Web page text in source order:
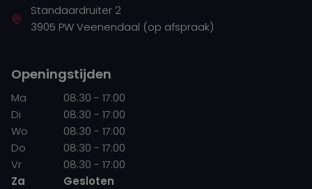
Standaardruiter 2
3905 PW Veenendaal (op afspraak)
Openingstijden
Ma
08:30 - 17:00
Di
08:30 - 17:00
Wo
08:30 - 17:00
Do
08:30 - 17:00
Vr
08:30 - 17:00
Za
Gesloten